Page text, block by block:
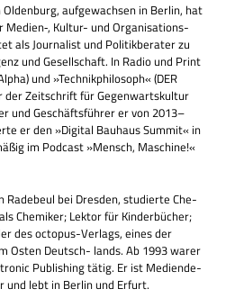
auf­ge­wach­sen in Ber­lin, hat
Medien‑, Kul­tur- und Orga­ni­sa­ti­ons­
als Jour­na­list und Poli­tik­be­ra­ter zu
und Gesell­schaft. In Radio und Print
und »Tech­nik­phi­lo­soph« (DER
der Zeit­schrift für Gegen­warts­kul­tur
und Geschäfts­füh­rer er von 2013–
er den »Digi­tal Bau­haus Sum­mit« in
im Pod­cast »Mensch, Maschine!«
Rade­beul bei Dres­den, stu­dierte Che­
Che­mi­ker; Lek­tor für Kin­der­bü­cher;
des octo­pus-Ver­lags, eines der
Osten Deutsch- lands. Ab 1993 warer
Publi­shing tätig. Er ist Medi­en­de­
und lebt in Ber­lin und Erfurt.